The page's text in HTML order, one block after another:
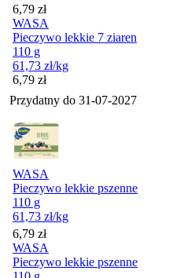
Cena
6,79 zł
WASA
Pieczywo lekkie 7 ziaren
110 g
61,73 zł/kg
Cena
6,79 zł
Przydatny do 31-07-2027
WASA
Pieczywo lekkie pszenne
110 g
61,73 zł/kg
Cena
6,79 zł
WASA
Pieczywo lekkie pszenne